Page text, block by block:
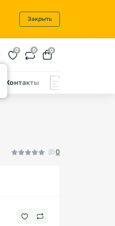
Закрыть
0 0 0
Контакты
0